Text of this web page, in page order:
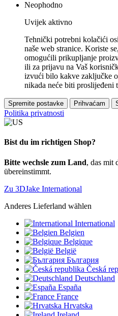
Neophodno
Uvijek aktivno
Tehnički potrebni kolačići
naše web stranice. Koriste
omogućili prikupljanje
ili za prijavu na Vaš
izvući bilo kakve zaključke
nikada neće biti proslijeđeni
Spremite postavke Prihvaćam
Politika privatnosti
Bist du im richtigen Shop?
Bitte wechsle zum Land, das mit
übereinstimmt.
Zu 3DJake International
Anderes Lieferland wählen
International
Belgien
Belgique
België
България
Česká
Deutschland
España
France
Hrvatska